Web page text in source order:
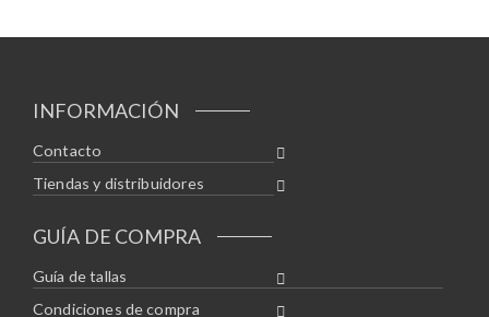
INFORMACIÓN
Contacto
Tiendas y distribuidores
GUÍA DE COMPRA
Guía de tallas
Condiciones de compra